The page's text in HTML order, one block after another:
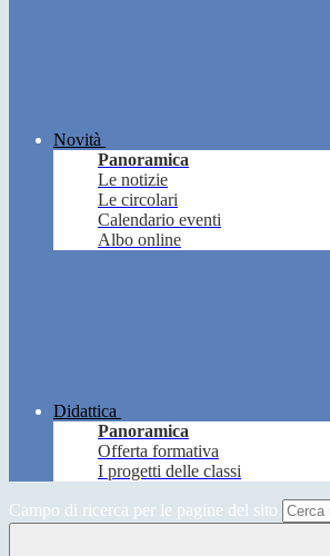
Novità
Panoramica
Le notizie
Le circolari
Calendario eventi
Albo online
Didattica
Panoramica
Offerta formativa
I progetti delle classi
Campo di ricerca per le pagine del sito